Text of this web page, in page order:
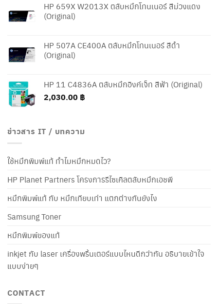
HP 659X W2013X ตลับหมึกโทนเนอร์ สีม่วงแดง
(Original)
HP 507A CE400A ตลับหมึกโทนเนอร์ สีดำ
(Original)
HP 11 C4836A ตลับหมึกอิงค์เจ็ท สีฟ้า (Original)
2,030.00 ฿
ข่าวสาร IT / บทความ
ใช้หมึกพิมพ์แท้ ทำไมหมึกหมดไว?
HP Planet Partners โครงการรีไซเคิลตลับหมึกเอชพี
หมึกพิมพ์แท้ กับ หมึกเทียบเท่า แตกต่างกันยังไง
Samsung Toner
หมึกพิมพ์ของแท้
inkjet กับ laser เครื่องพริ้นเตอร์แบบไหนดีกว่ากัน อธิบายเข้าใจ
แบบง่ายๆ
CONTACT